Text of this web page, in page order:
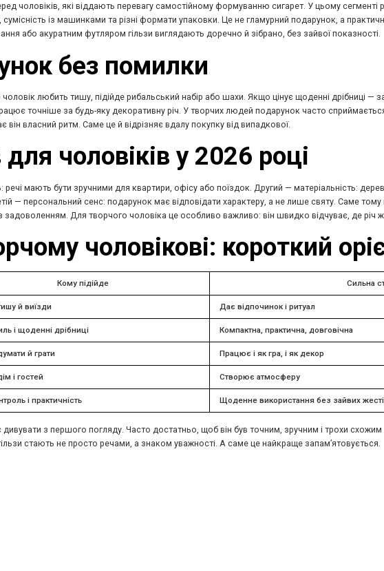
чоловіків, які віддають перевагу самостійному формуванню сигарет. У цьому сегменті
із машинками та різні формати упаковки. Це не гламурний подарунок, а
або акуратним футляром гільзи виглядають доречно й зібрано, без зайвої показності.
без помилки
любить тишу, підійде рибальський набір або шахи. Якщо цінує щоденні дрібниці —
точніше за будь-яку декоративну річ. У творчих людей подарунок часто
власний ритм. Саме це й відрізняє вдалу покупку від випадкової.
чоловіків у 2026 році
мають бути зручними для квартири, офісу або поїздок. Другий — матеріальність:
— персональний сенс: подарунок має відповідати характеру, а не лише святу. Саме
Для творчого чоловіка це особливо важливо: він швидко відчуває, де річ
чоловікові: короткий
Кому підійде Сильна
й виїзди Дає відпочинок і ритуал
і щоденні дрібниці Компактна, практична, довговічна
й грати Працює і як гра, і як декор
і гостей Створює атмосферу
і практичність Щоденне використання без зайвих
з першого погляду. Часто достатньо, щоб він був точним, зручним і трохи схожим
гільзи стають не просто речами, а знаком уважності. А саме це найкраще запам’ятовується.